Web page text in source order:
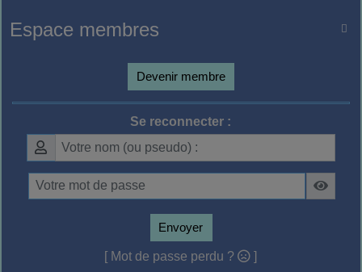

Espace membres
Devenir membre
Se reconnecter :
Envoyer
[ Mot de passe perdu ? ]